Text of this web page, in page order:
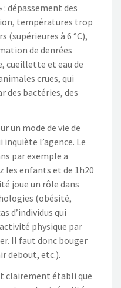
dépassement des
températures trop
(supérieures à 6 °C),
de denrées
cueillette et eau de
crues, qui
des bactéries, des
un mode de vie de
l’agence. Le
par exemple a
les enfants et de 1h20
joue un rôle dans
(obésité,
d’individus qui
physique par
Il faut donc bouger
debout, etc.).
clairement établi que